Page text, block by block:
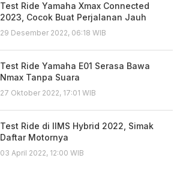
Test Ride Yamaha Xmax Connected
2023, Cocok Buat Perjalanan Jauh
29 Desember 2022, 06:18 WIB
Test Ride Yamaha E01 Serasa Bawa
Nmax Tanpa Suara
27 Oktober 2022, 17:01 WIB
Test Ride di IIMS Hybrid 2022, Simak
Daftar Motornya
03 April 2022, 12:00 WIB